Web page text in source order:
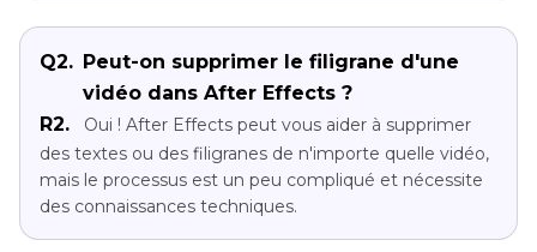
Q2. Peut-on supprimer le filigrane d'une
vidéo dans After Effects ?
R2.
Oui ! After Effects peut vous aider à supprimer
des textes ou des filigranes de n'importe quelle vidéo,
mais le processus est un peu compliqué et nécessite
des connaissances techniques.